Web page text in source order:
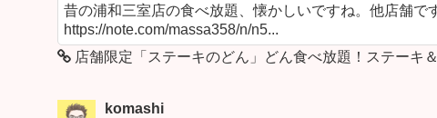
昔の浦和三室店の食べ放題、懐かしいですね。他店舗
https://note.com/massa358/n/n5...
店舗限定「ステーキのどん」どん食べ放題！ステーキ
komashi